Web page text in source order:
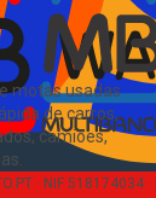
motas usadas
de carros,
camiões,
· NIF 518174034 ·